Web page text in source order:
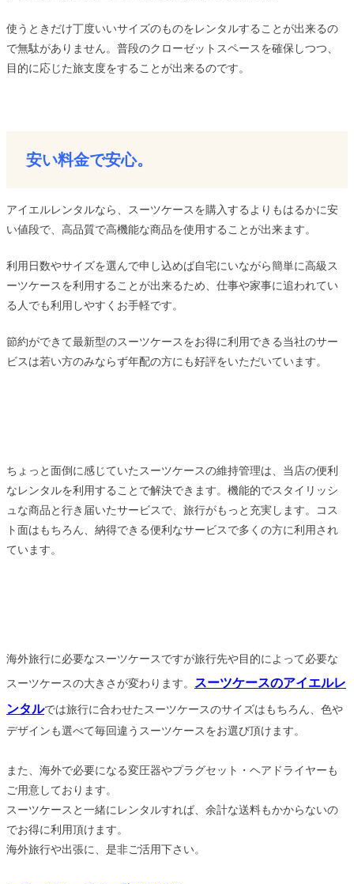
使うときだけ丁度いいサイズのものをレンタルすることが出来るの
で無駄がありません。普段のクローゼットスペースを確保しつつ、
目的に応じた旅支度をすることが出来るのです。
安い料金で安心。
アイエルレンタルなら、スーツケースを購入するよりもはるかに安
い値段で、高品質で高機能な商品を使用することが出来ます。
利用日数やサイズを選んで申し込めば自宅にいながら簡単に高級ス
ーツケースを利用することが出来るため、仕事や家事に追われてい
る人でも利用しやすくお手軽です。
節約ができて最新型のスーツケースをお得に利用できる当社のサー
ビスは若い方のみならず年配の方にも好評をいただいています。
ちょっと面倒に感じていたスーツケースの維持管理は、当店の便利
なレンタルを利用することで解決できます。機能的でスタイリッシ
ュな商品と行き届いたサービスで、旅行がもっと充実します。コス
ト面はもちろん、納得できる便利なサービスで多くの方に利用され
ています。
海外旅行に必要なスーツケースですが旅行先や目的によって必要な
スーツケースの大きさが変わります。
スーツケースのアイエルレ
ンタルでは旅行に合わせたスーツケースのサイズはもちろん、色や
デザインも選べて毎回違うスーツケースをお選び頂けます。
また、海外で必要になる変圧器やプラグセット・ヘアドライヤーも
ご用意しております。
スーツケースと一緒にレンタルすれば、余計な送料もかからないの
でお得に利用頂けます。
海外旅行や出張に、是非ご活用下さい。